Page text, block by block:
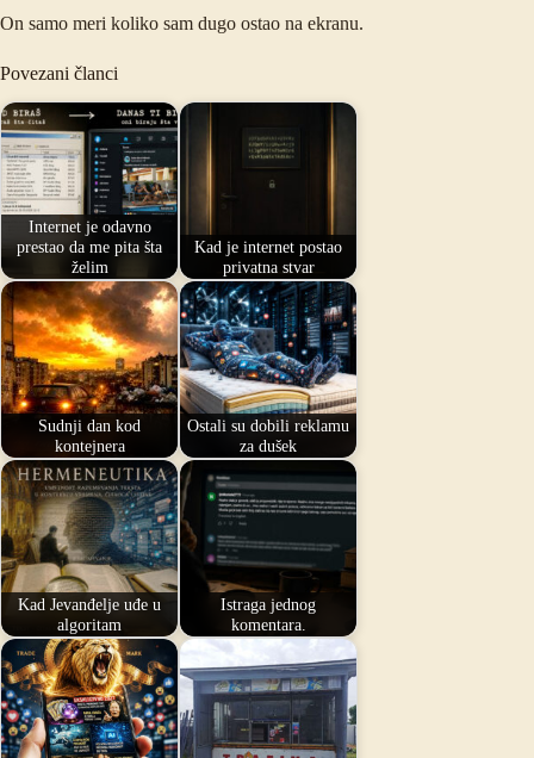
On samo meri koliko sam dugo ostao na ekranu.
Povezani članci
Internet je odavno
prestao da me pita šta
želim
Kad je internet postao
privatna stvar
Sudnji dan kod
kontejnera
Ostali su dobili reklamu
za dušek
Kad Jevanđelje uđe u
algoritam
Istraga jednog
komentara.